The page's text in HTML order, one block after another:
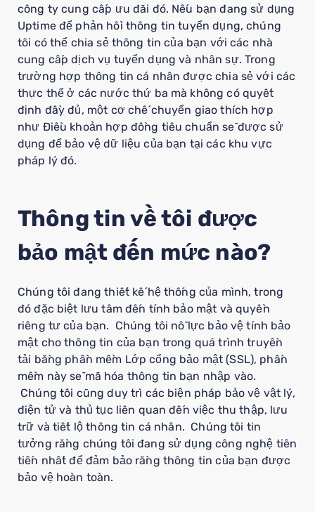
công ty cung cấp ưu đãi đó. Nếu bạn đang sử dụng
Uptime để phản hồi thông tin tuyển dụng, chúng
tôi có thể chia sẻ thông tin của bạn với các nhà
cung cấp dịch vụ tuyển dụng và nhân sự. Trong
trường hợp thông tin cá nhân được chia sẻ với các
thực thể ở các nước thứ ba mà không có quyết
định đầy đủ, một cơ chế chuyển giao thích hợp
như Điều khoản hợp đồng tiêu chuẩn sẽ được sử
dụng để bảo vệ dữ liệu của bạn tại các khu vực
pháp lý đó.
Thông tin về tôi được
bảo mật đến mức nào?
Chúng tôi đang thiết kế hệ thống của mình, trong
đó đặc biệt lưu tâm đến tính bảo mật và quyền
riêng tư của bạn. Chúng tôi nỗ lực bảo vệ tính bảo
mật cho thông tin của bạn trong quá trình truyền
tải bằng phần mềm Lớp cổng bảo mật (SSL), phần
mềm này sẽ mã hóa thông tin bạn nhập vào.
Chúng tôi cũng duy trì các biện pháp bảo vệ vật lý,
điện tử và thủ tục liên quan đến việc thu thập, lưu
trữ và tiết lộ thông tin cá nhân. Chúng tôi tin
tưởng rằng chúng tôi đang sử dụng công nghệ tiên
tiến nhất để đảm bảo rằng thông tin của bạn được
bảo vệ hoàn toàn.